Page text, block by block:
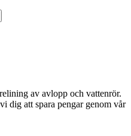
av avlopp och vattenrör.
dig att spara pengar genom vår